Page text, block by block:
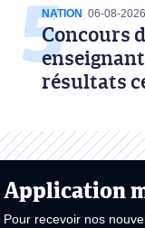
NATION 06-08-2026
Concours
résultats
Application
Pour recevoir nos